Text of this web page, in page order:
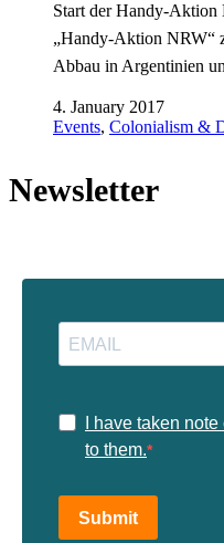
Start der Handy-Aktion
„Handy-Aktion NRW“
Abbau in Argentinien
4. January 2017
Events, Colonialism &
Newsletter
I have taken
to them.
Submit